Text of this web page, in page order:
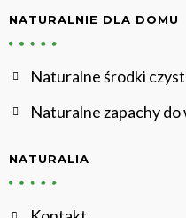
NATURALNIE DLA DOMU
Naturalne środki
Naturalne zapachy
NATURALIA